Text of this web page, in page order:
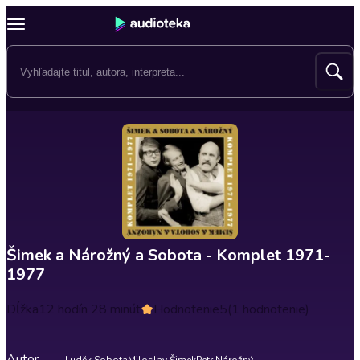
Šimek a Nárožný a Sobota - Komplet 1971-
1977
Dĺžka12 hodín 28 minút Hodnotenie5(1 hodnotenie)